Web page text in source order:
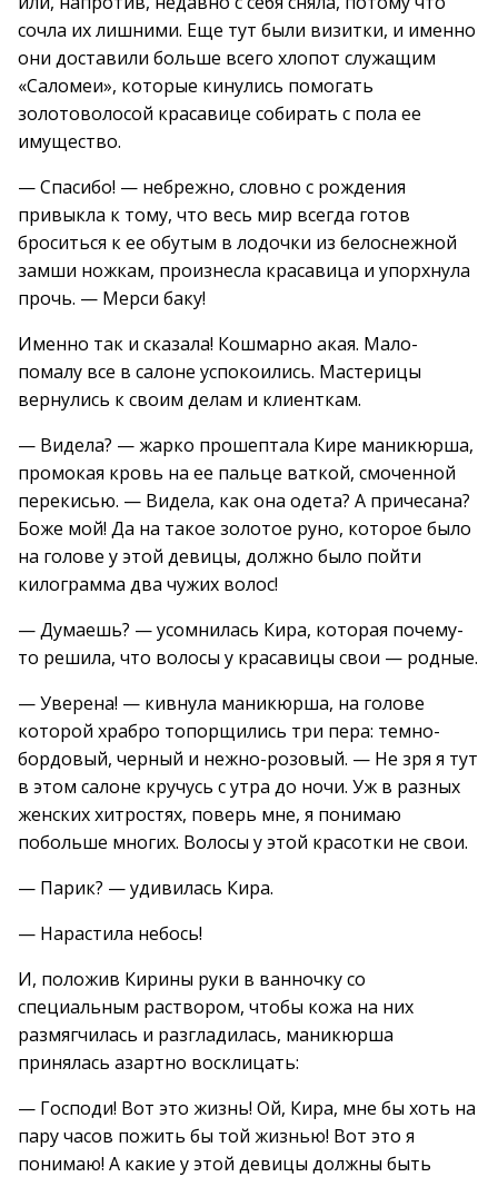
сочла их лишними. Еще тут были визитки, и именно
они доставили больше всего хлопот служащим
«Саломеи», которые кинулись помогать
золотоволосой красавице собирать с пола ее
имущество.
— Спасибо! — небрежно, словно с рождения
привыкла к тому, что весь мир всегда готов
броситься к ее обутым в лодочки из белоснежной
замши ножкам, произнесла красавица и упорхнула
прочь. — Мерси баку!
Именно так и сказала! Кошмарно акая. Мало-
помалу все в салоне успокоились. Мастерицы
вернулись к своим делам и клиенткам.
— Видела? — жарко прошептала Кире маникюрша,
промокая кровь на ее пальце ваткой, смоченной
перекисью. — Видела, как она одета? А причесана?
Боже мой! Да на такое золотое руно, которое было
на голове у этой девицы, должно было пойти
килограмма два чужих волос!
— Думаешь? — усомнилась Кира, которая почему-
то решила, что волосы у красавицы свои — родные.
— Уверена! — кивнула маникюрша, на голове
которой храбро топорщились три пера: темно-
бордовый, черный и нежно-розовый. — Не зря я тут
в этом салоне кручусь с утра до ночи. Уж в разных
женских хитростях, поверь мне, я понимаю
побольше многих. Волосы у этой красотки не свои.
— Парик? — удивилась Кира.
— Нарастила небось!
И, положив Кирины руки в ванночку со
специальным раствором, чтобы кожа на них
размягчилась и разгладилась, маникюрша
принялась азартно восклицать:
— Господи! Вот это жизнь! Ой, Кира, мне бы хоть на
пару часов пожить бы той жизнью! Вот это я
понимаю! А какие у этой девицы должны быть